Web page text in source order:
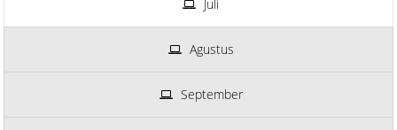
Juli
Agustus
September